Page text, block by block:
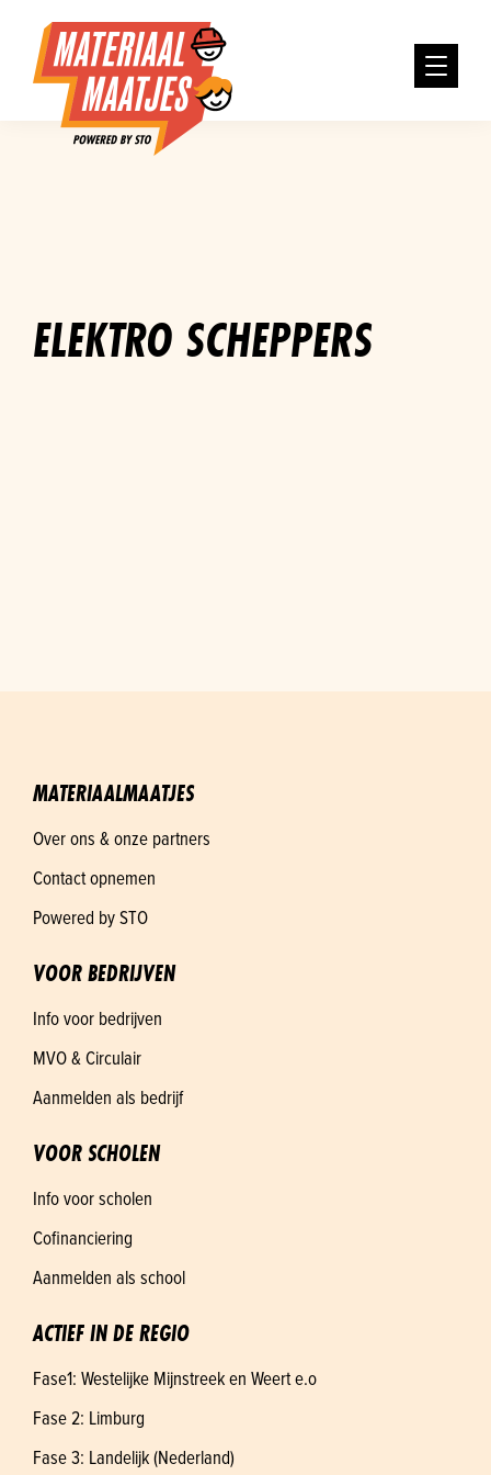
ELEKTRO SCHEPPERS
MATERIAALMAATJES
Over ons & onze partners
Contact opnemen
Powered by STO
VOOR BEDRIJVEN
Info voor bedrijven
MVO & Circulair
Aanmelden als bedrijf
VOOR SCHOLEN
Info voor scholen
Cofinanciering
Aanmelden als school
ACTIEF IN DE REGIO
Fase1: Westelijke Mijnstreek en Weert e.o
Fase 2: Limburg
Fase 3: Landelijk (Nederland)